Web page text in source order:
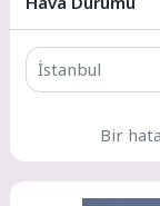
Bir